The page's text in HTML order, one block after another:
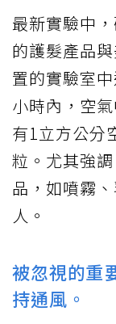
最新實驗中
的護髮產品
置的實驗室
小時內，空
有1立方公分
粒。尤其強
品，如噴霧
人。
被忽視的重
持通風。